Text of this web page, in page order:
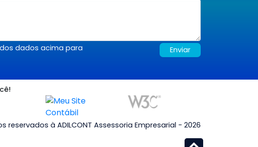
dados acima para
Enviar
reservados à ADILCONT Assessoria Empresarial - 2026